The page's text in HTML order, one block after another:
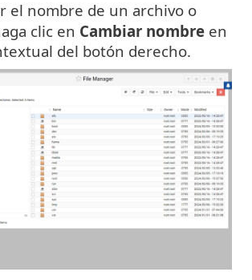
el nombre de un archivo o
clic en Cambiar nombre en
del botón derecho.